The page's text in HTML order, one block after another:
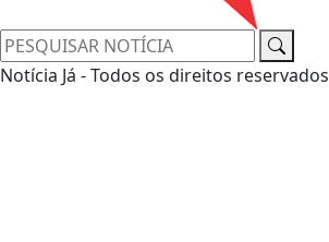
Notícia Já - Todos os direitos reservados